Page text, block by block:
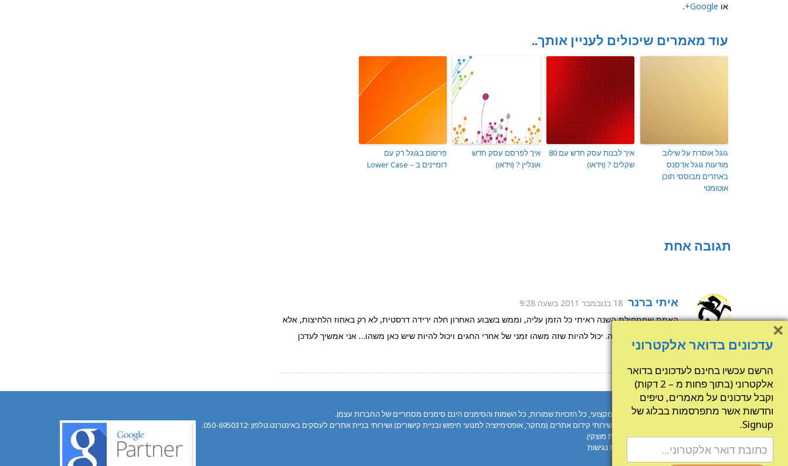
או Google+
.
עוד מאמרים שיכולים לעניין אותך..
גוגל אוסרת על שילוב
מודעות גוגל אדסנס
באתרים מבוססי תוכן
אוטומטי
איך לבנות עסק חדש עם 80
שקלים ? (וידאו)
איך לפרסם עסק חדש
אונליין ? (וידאו)
פרסום בגוגל רק עם
דומיינים ב – Lower Case
תגובה אחת
איתי ברנר 18 בנובמבר 2011 בשעה 9:28
האמת שמתחילת השנה ראיתי כל הזמן עליה, וממש בשבוע האחרון חלה ירידה דרסטית, לא רק באחוז הלחיצות, אלא
גם במחיר פר מודעה. יכול להיות שזה משהו זמני של אחרי החגים ויכול להיות שיש כאן משהו… אני אמשיך לעדכן
בעוד חודש.
© 2000-2015 Signup קידום אתרים מקצועי, כל הזכויות שמורות, כל השמות והסימנים הינם סימנים מסחריים של החברות עצמן.
כתובת המשרד:דרך עכו חיפה 47, קרית מוצקין.
תנאי שימוש•מדיניות פרטיות הצהרת נגישות
עדכונים בדואר אלקטרוני
הרשם עכשיו בחינם לעדכונים בדואר
אלקטרוני (בתוך פחות מ – 2 דקות)
וקבל עדכונים על מאמרים, טיפים
וחדשות אשר מתפרסמות בבלוג של
Signup.
×